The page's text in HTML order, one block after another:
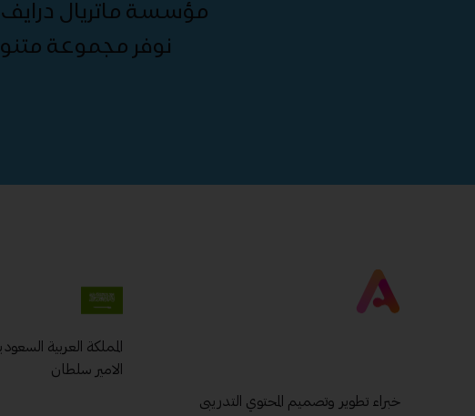
مؤسسة ماتريال
نوفر مجموعة
خبراء تطوير وتصميم المحتوي التدريبى
المملكة العربية
الامير سلطان